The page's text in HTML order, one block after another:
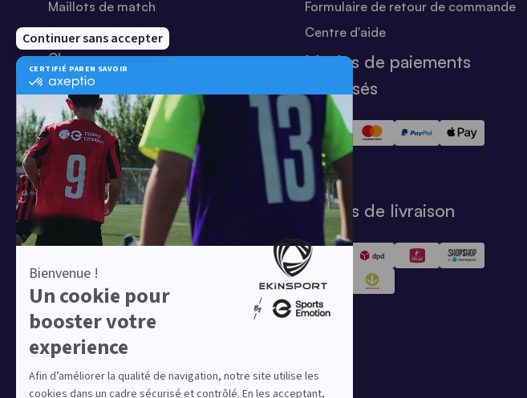
Maillots de match
Equipements Clubs
Chaussures
Shorts
Football
Chaussettes
T-shirts
Tenues de match
Offres clubs
Ensembles sport & lifestyle à prix
réduit
Collection Nike Park 26
Collection Nike Academy 25
Nike Kitbuilder | Tenues 100%
personnalisées pour les clubs
Formulaire de retour de commande
Centre d'aide
Modes de paiements
sécurisés
Modes de livraison